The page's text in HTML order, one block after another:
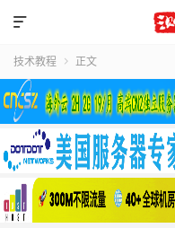

技术教程  正文